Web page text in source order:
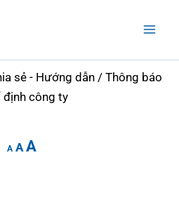
sẻ - Hướng dẫn / Thông báo
công ty
Afont
Afont
Afont